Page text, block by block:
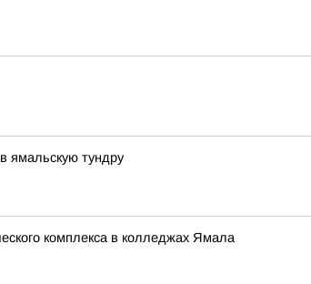
ямальскую тундру
комплекса в колледжах Ямала